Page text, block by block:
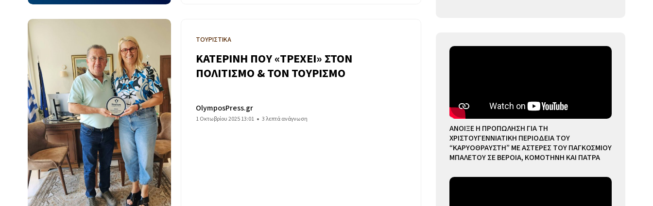
ΤΟΥΡΙΣΤΙΚΑ
ΚΑΤΕΡΙΝΗ ΠΟΥ «ΤΡΕΧΕΙ» ΣΤΟΝ
ΠΟΛΙΤΙΣΜΟ & ΤΟΝ ΤΟΥΡΙΣΜΟ
OlymposPress.gr
1 Οκτωβρίου 2025 13:01 3 λεπτά ανάγνωση
ΑΝΟΙΞΕ Η ΠΡΟΠΩΛΗΣΗ ΓΙΑ ΤΗ
ΧΡΙΣΤΟΥΓΕΝΝΙΑΤΙΚΗ ΠΕΡΙΟΔΕΙΑ ΤΟΥ
“ΚΑΡΥΟΘΡΑΥΣΤΗ” ΜΕ ΑΣΤΕΡΕΣ ΤΟΥ ΠΑΓΚΟΣΜΙΟΥ
ΜΠΑΛΕΤΟΥ ΣΕ ΒΕΡΟΙΑ, ΚΟΜΟΤΗΝΗ ΚΑΙ ΠΑΤΡΑ